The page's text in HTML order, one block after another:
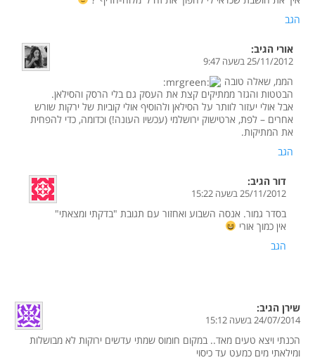
הגב
אורי הגיב:
25/11/2012 בשעה 9:47
הממ, שאלה טובה
הבטטות והגזר ממתיקים קצת את העסק גם בלי הרסק והסילאן.
אבל אולי יעזור לוותר על הסילאן ולהוסיף אולי קוביות של ירקות שורש
אחרים – לפת, ארטישוק ירושלמי (עכשיו העונה!) וכדומה, כדי להפחית
את המתיקות.
הגב
דור הגיב:
25/11/2012 בשעה 15:22
בסדר גמור. אנסה השבוע ואחזור עם תגובת "בדקתי ומצאתי"
אין כמוך אורי
הגב
שירן הגיב:
24/07/2014 בשעה 15:12
הכנתי ויצא טעים מאד.. במקום חומוס שמתי עדשים ירוקות לא מבושלות
ומילאתי מים כמעט עד כיסוי